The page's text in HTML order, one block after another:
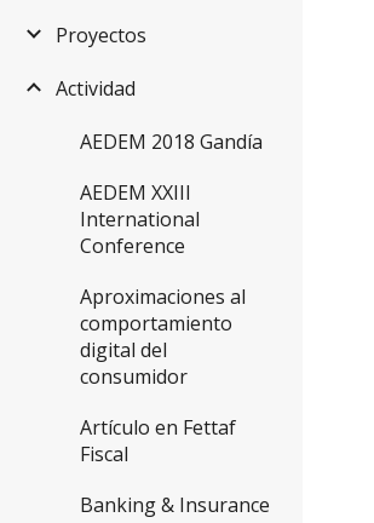
Proyectos
Actividad
AEDEM 2018 Gandía
AEDEM XXIII
International
Conference
Aproximaciones al
comportamiento
digital del
consumidor
Artículo en Fettaf
Fiscal
Banking & Insurance